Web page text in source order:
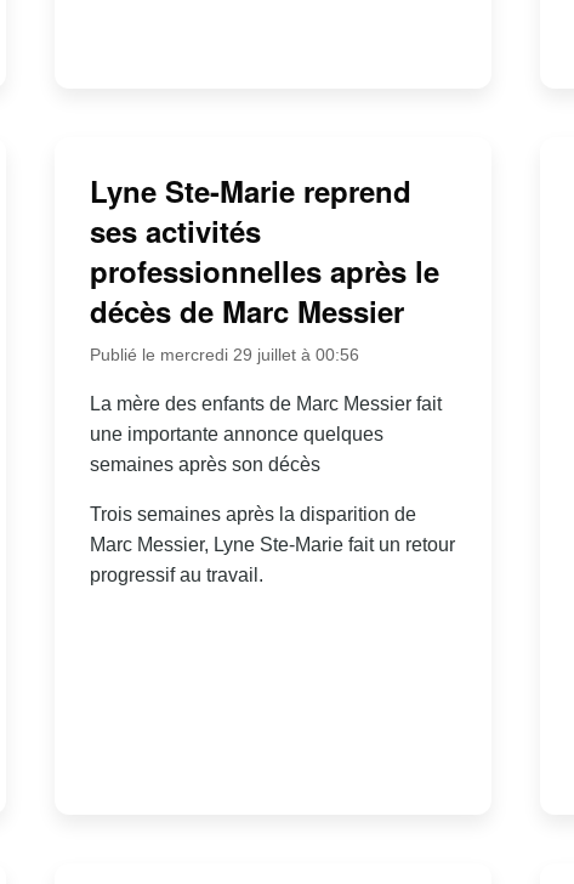
Lyne Ste-Marie reprend
ses activités
professionnelles après le
décès de Marc Messier
Publié le mercredi 29 juillet à 00:56
La mère des enfants de Marc Messier fait
une importante annonce quelques
semaines après son décès
Trois semaines après la disparition de
Marc Messier, Lyne Ste-Marie fait un retour
progressif au travail.